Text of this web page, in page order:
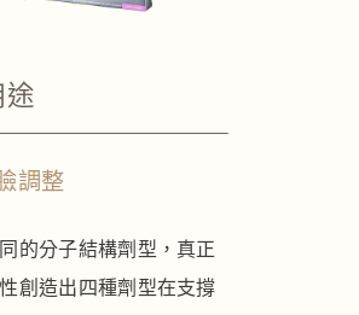
途
調整
的分子結構劑型，真正
創造出四種劑型在支撐